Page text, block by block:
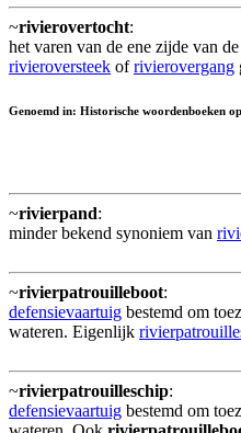
~rivierovertocht:
het varen van de ene zijde van
rivieroversteek ofrivierovergang
Genoemd in: Historische woordenboeken op
~rivierpand:
minder bekend synoniem van
~rivierpatrouilleboot:
defensievaartuig bestemd om
wateren. Eigenlijk
~rivierpatrouilleschip:
defensievaartuig bestemd om